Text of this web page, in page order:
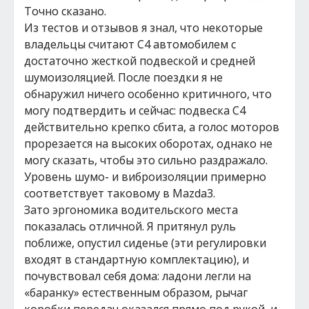
Точно сказано.
Из тестов и отзывов я знал, что некоторые
владельцы считают С4 автомобилем с
достаточно жесткой подвеской и средней
шумоизоляцией. После поездки я не
обнаружил ничего особенно критичного, что
могу подтвердить и сейчас: подвеска C4
действительно крепко сбита, а голос моторов
прорезается на высоких оборотах, однако не
могу сказать, чтобы это сильно раздражало.
Уровень шумо- и виброизоляции примерно
соответствует таковому в Mazda3.
Зато эргономика водительского места
показалась отличной. Я притянул руль
поближе, опустил сиденье (эти регулировки
входят в стандартную комплектацию), и
почувствовал себя дома: ладони легли на
«баранку» естественным образом, рычаг